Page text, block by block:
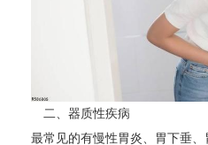
二、器质性疾病
最常见的有慢性胃炎、胃下垂